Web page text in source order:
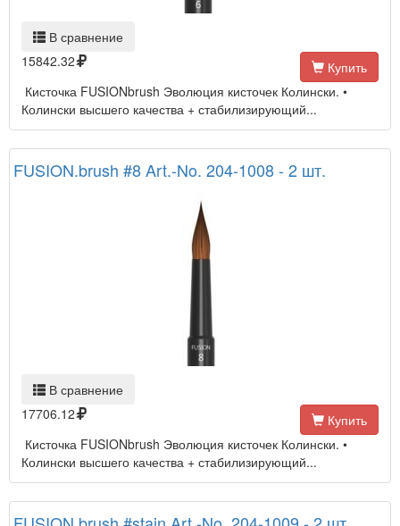
В сравнение
15842.32
Купить
Кисточка FUSIONbrush Эволюция кисточек Колински. •
Колински высшего качества + стабилизирующий...
FUSION.brush #8 Art.-No. 204-1008 - 2 шт.
В сравнение
17706.12
Купить
Кисточка FUSIONbrush Эволюция кисточек Колински. •
Колински высшего качества + стабилизирующий...